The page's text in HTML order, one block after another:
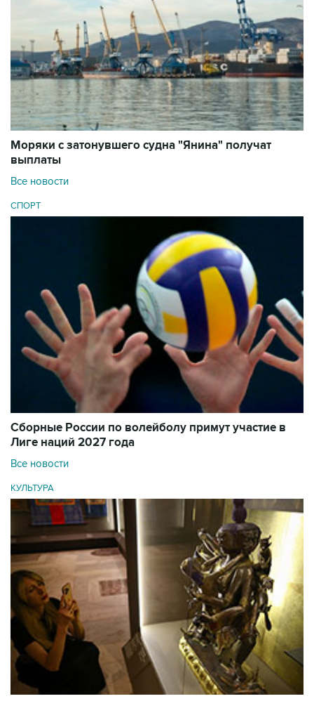
Моряки с затонувшего судна "Янина" получат
выплаты
Все новости
СПОРТ
Сборные России по волейболу примут участие в
Лиге наций 2027 года
Все новости
КУЛЬТУРА